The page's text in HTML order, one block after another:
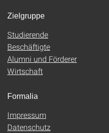
Zielgruppe
Studierende
Beschäftigte
Alumni und Förderer
Wirtschaft
Formalia
Impressum
Datenschutz